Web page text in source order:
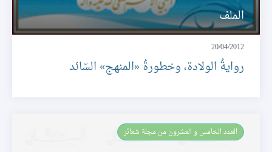
الملف
20/04/2012
روايةُ الولادة، وخطورةُ «المنهج» السّائد
العـدد الخامس و العشرون من مجلة شعائر